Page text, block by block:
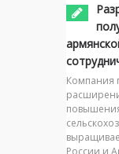
Компания
России и